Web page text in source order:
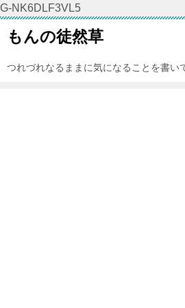
G-NK6DLF3VL5
もんの徒然草
つれづれなるままに気になることを書い